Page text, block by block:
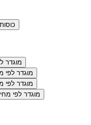
מוגדר לפי
מוגדר לפי מחיר:
מוגדר לפי מחיר:
מוגדר לפי מחיר: ₪5,000-